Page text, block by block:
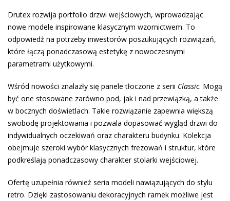
Drutex rozwija portfolio drzwi wejściowych, wprowadzając
nowe modele inspirowane klasycznym wzornictwem. To
odpowiedź na potrzeby inwestorów poszukujących rozwiązań,
które łączą ponadczasową estetykę z nowoczesnymi
parametrami użytkowymi.
Wśród nowości znalazły się panele tłoczone z serii Classic. Mogą
być one stosowane zarówno pod, jak i nad przewiązką, a także
w bocznych doświetlach. Takie rozwiązanie zapewnia większą
swobodę projektowania i pozwala dopasować wygląd drzwi do
indywidualnych oczekiwań oraz charakteru budynku. Kolekcja
obejmuje szeroki wybór klasycznych frezowań i struktur, które
podkreślają ponadczasowy charakter stolarki wejściowej.
Ofertę uzupełnia również seria modeli nawiązujących do stylu
retro. Dzięki zastosowaniu dekoracyjnych ramek możliwe jest